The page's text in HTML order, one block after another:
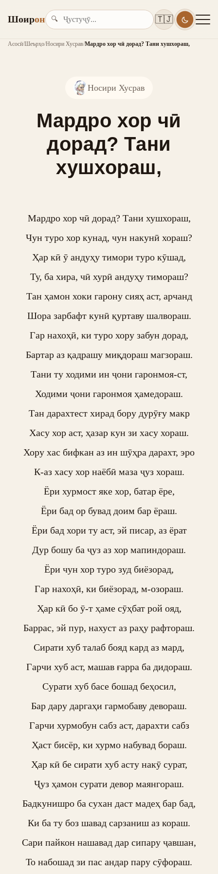
Шоирон 🔍 🇹🇯
Асосӣ/Шеърҳо/Носири Хусрав/Мардро хор чӣ дорад? Тани хушхораш,
Носири Хусрав
Мардро хор чӣ
дорад? Тани
хушхораш,
Мардро хор чӣ дорад? Тани хушхораш,
Чун туро хор кунад, чун накунӣ хораш?
Ҳар кӣ ӯ андуҳу тимори туро кӯшад,
Ту, ба хира, чӣ хурӣ андуҳу тимораш?
Тан ҳамон хоки гарону сияҳ аст, арчанд
Шора зарбафт кунӣ қуртаву шалвораш.
Гар нахоҳӣ, ки туро хору забун дорад,
Бартар аз қадрашу миқдораш магзораш.
Тани ту ходими ин ҷони гаронмоя-ст,
Ходими ҷони гаронмоя ҳамедораш.
Тан дарахтест хирад бору дурӯғу макр
Хасу хор аст, ҳазар кун зи хасу хораш.
Хору хас бифкан аз ин шӯҳра дарахт, эро
К-аз хасу хор наёбӣ маза ҷуз хораш.
Ёри хурмост яке хор, батар ёре,
Ёри бад ор бувад доим бар ёраш.
Ёри бад хори ту аст, эй писар, аз ёрат
Дур бошу ба ҷуз аз хор мапиндораш.
Ёри чун хор туро зуд биёзорад,
Гар нахоҳӣ, ки биёзорад, м-озораш.
Ҳар кӣ бо ӯ-т ҳаме сӯҳбат рой ояд,
Баррас, эй пур, нахуст аз раҳу рафтораш.
Сирати хуб талаб бояд кард аз мард,
Гарчи хуб аст, машав ғарра ба дидораш.
Сурати хуб басе бошад беҳосил,
Бар дару даргаҳи гармобаву девораш.
Гарчи хурмобун сабз аст, дарахти сабз
Ҳаст бисёр, ки хурмо набувад бораш.
Ҳар кӣ бе сирати хуб асту накӯ сурат,
Ҷуз ҳамон сурати девор маянгораш.
Бадкунишро ба сухан даст мадеҳ бар бад,
Ки ба ту боз шавад сарзаниш аз кораш.
Сари пайкон нашавад дар сипару ҷавшан,
То набошад зи пас андар пару сӯфораш.